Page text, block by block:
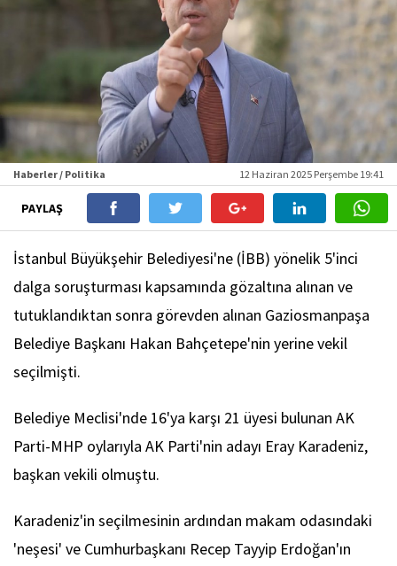
Haberler / Politika 12 Haziran 2025 Perşembe 19:41
PAYLAŞ
İstanbul Büyükşehir Belediyesi'ne (İBB) yönelik 5'inci
dalga soruşturması kapsamında gözaltına alınan ve
tutuklandıktan sonra görevden alınan Gaziosmanpaşa
Belediye Başkanı Hakan Bahçetepe'nin yerine vekil
seçilmişti.
Belediye Meclisi'nde 16'ya karşı 21 üyesi bulunan AK
Parti-MHP oylarıyla AK Parti'nin adayı Eray Karadeniz,
başkan vekili olmuştu.
Karadeniz'in seçilmesinin ardından makam odasındaki
'neşesi' ve Cumhurbaşkanı Recep Tayyip Erdoğan'ın